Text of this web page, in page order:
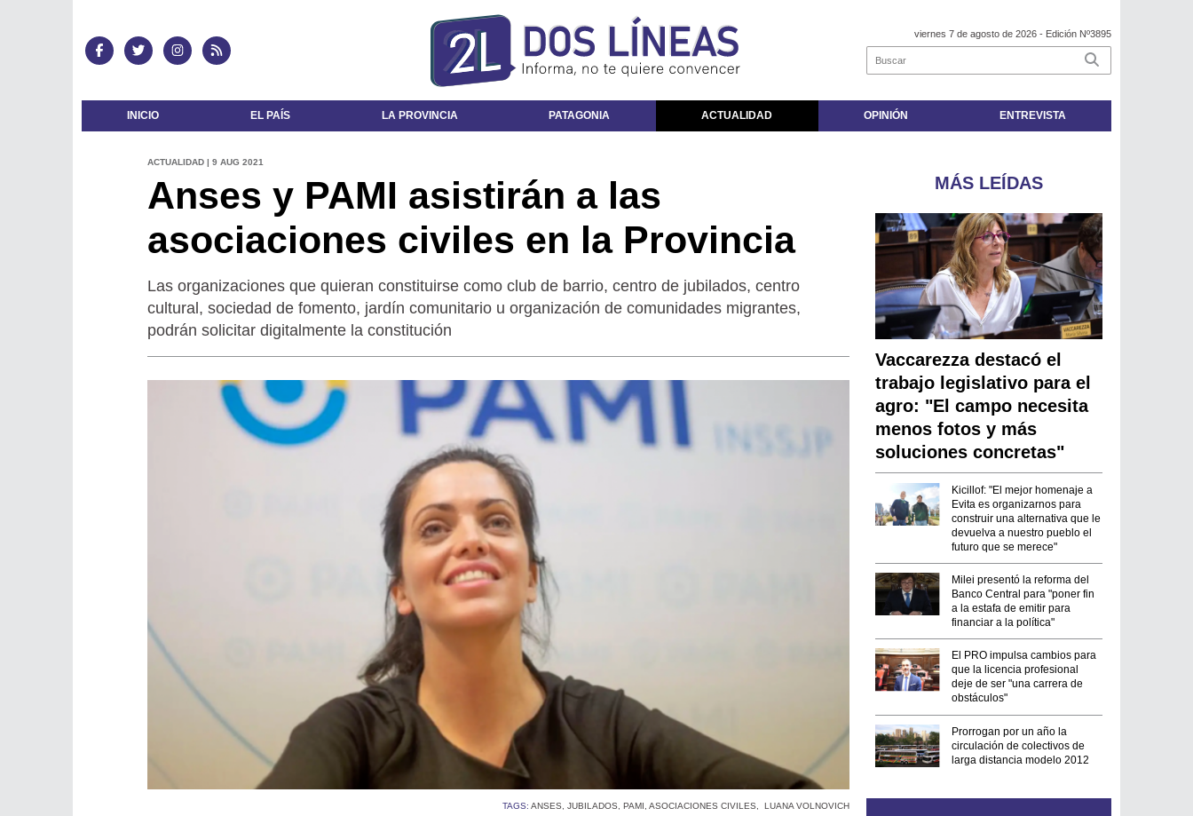
viernes 7 de agosto de 2026 - Edición Nº3895
INICIO EL PAÍS LA PROVINCIA PATAGONIA ACTUALIDAD OPINIÓN ENTREVISTA
ACTUALIDAD | 9 AUG 2021
Anses y PAMI asistirán a las
asociaciones civiles en la Provincia
Las organizaciones que quieran constituirse como club de barrio, centro de jubilados, centro
cultural, sociedad de fomento, jardín comunitario u organización de comunidades migrantes,
podrán solicitar digitalmente la constitución
TAGS:ANSES ,JUBILADOS ,PAMI ,ASOCIACIONES CIVILES LUANA VOLNOVICH
MÁS LEÍDAS
Vaccarezza destacó el
trabajo legislativo para el
agro: "El campo necesita
menos fotos y más
soluciones concretas"
Kicillof: "El mejor homenaje a
Evita es organizarnos para
construir una alternativa que le
devuelva a nuestro pueblo el
futuro que se merece"
Milei presentó la reforma del
Banco Central para "poner fin
a la estafa de emitir para
financiar a la política"
El PRO impulsa cambios para
que la licencia profesional
deje de ser "una carrera de
obstáculos"
Prorrogan por un año la
circulación de colectivos de
larga distancia modelo 2012